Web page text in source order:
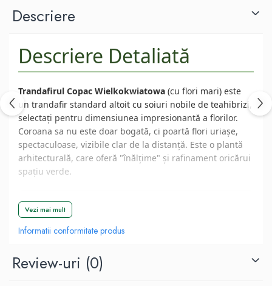
Descriere
Descriere Detaliată
Trandafirul Copac Wielkokwiatowa (cu flori mari) este
un trandafir standard altoit cu soiuri nobile de teahibrizi,
selectați pentru dimensiunea impresionantă a florilor.
Coroana sa nu este doar bogată, ci poartă flori uriașe,
spectaculoase, vizibile clar de la distanță. Este o plantă
arhitecturală, care oferă "înălțime" și rafinament oricărui
spațiu verde.
📦 Specificații la Livrare
📏 Înălțime la livrare:
special pentru protecție).
❄️ Rezistență la îngheț:
necesară iarna).
Vezi mai mult
Informatii conformitate produs
Review-uri (0)